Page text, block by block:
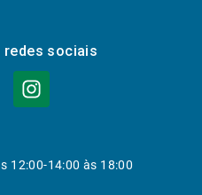
redes sociais
12:00-14:00 às 18:00